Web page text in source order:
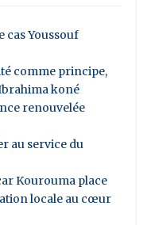
cas Youssouf
comme principe,
koné
renouvelée
au service du
Kourouma place
locale au cœur